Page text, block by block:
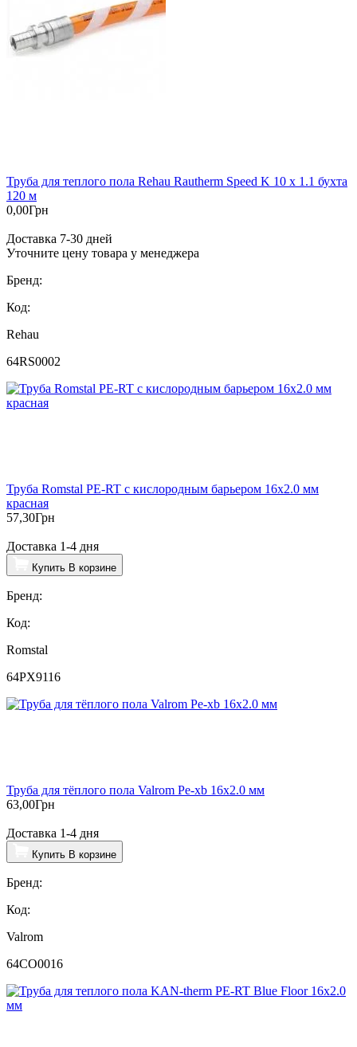
Труба для теплого пола Rehau Rautherm Speed K 10 x 1.1 бухта
120 м
0,00Грн
Доставка 7-30 дней
Уточните цену товара у менеджера
Бренд:
Код:
Rehau
64RS0002
Труба Romstal PE-RT с кислородным барьером 16х2.0 мм
красная
57,30Грн
Доставка 1-4 дня
Купить В корзине
Бренд:
Код:
Romstal
64PX9116
Труба для тёплого пола Valrom Pe-xb 16х2.0 мм
63,00Грн
Доставка 1-4 дня
Купить В корзине
Бренд:
Код:
Valrom
64CO0016